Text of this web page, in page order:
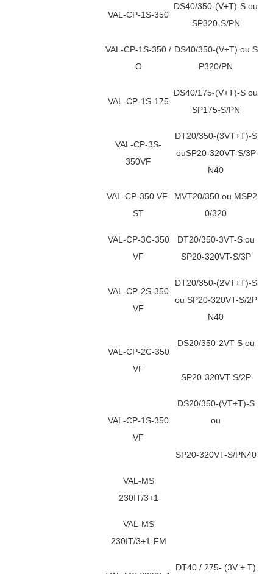
VAL-CP-1S-350
DS40/350-(V+T)-S ou
SP320-S/PN
VAL-CP-1S-350 /
O
DS40/350-(V+T) ou S
P320/PN
VAL-CP-1S-175
DS40/175-(V+T)-S ou
SP175-S/PN
VAL-CP-3S-
350VF
DT20/350-(3VT+T)-S
ouSP20-320VT-S/3P
N40
VAL-CP-350 VF-
ST
MVT20/350 ou MSP2
0/320
VAL-CP-3C-350
VF
DT20/350-3VT-S ou
SP20-320VT-S/3P
VAL-CP-2S-350
VF
DT20/350-(2VT+T)-S
ou SP20-320VT-S/2P
N40
VAL-CP-2C-350
VF
DS20/350-2VT-S ou
SP20-320VT-S/2P
VAL-CP-1S-350
VF
DS20/350-(VT+T)-S
ou
SP20-320VT-S/PN40
VAL-MS
230IT/3+1
VAL-MS
230IT/3+1-FM
DT40 / 275- (3V + T)